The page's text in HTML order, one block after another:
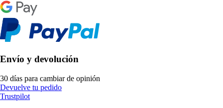
Envío y devolución
30 días para cambiar de opinión
Devuelve tu pedido
Trustpilot